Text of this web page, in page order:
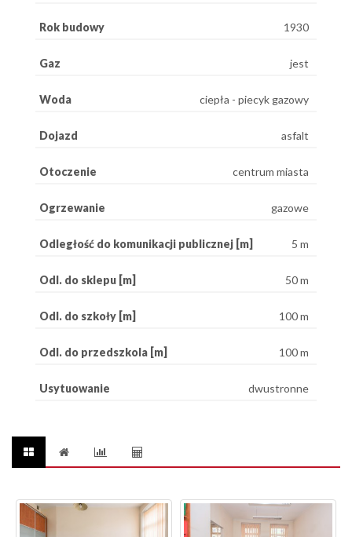
Rok budowy 1930
Gaz jest
Woda ciepła - piecyk gazowy
Dojazd asfalt
Otoczenie centrum miasta
Ogrzewanie gazowe
Odległość do komunikacji publicznej [m] 5 m
Odl. do sklepu [m] 50 m
Odl. do szkoły [m] 100 m
Odl. do przedszkola [m] 100 m
Usytuowanie dwustronne